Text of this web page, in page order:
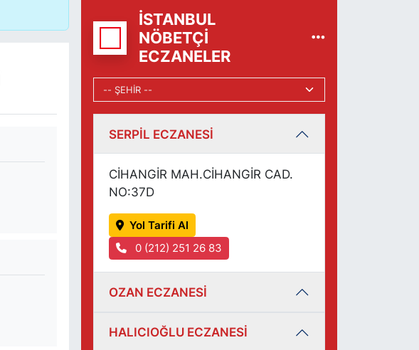
İSTANBUL
NÖBETÇI
ECZANELER
SERPİL ECZANESİ
CİHANGİR MAH.CİHANGİR CAD.
NO:37D
Yol Tarifi Al
0 (212) 251 26 83
OZAN ECZANESİ
HALICIOĞLU ECZANESİ